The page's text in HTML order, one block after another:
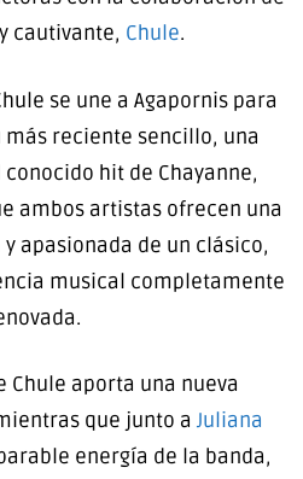
cautivante, Chule.
se une a Agapornis para
reciente sencillo, una
hit de Chayanne,
ambos artistas ofrecen una
apasionada de un clásico,
musical completamente
Chule aporta una nueva
que junto a Juliana
energía de la banda,